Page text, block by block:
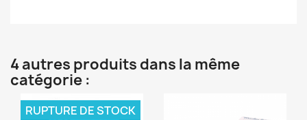
4 autres produits dans la même
catégorie :
RUPTURE DE STOCK